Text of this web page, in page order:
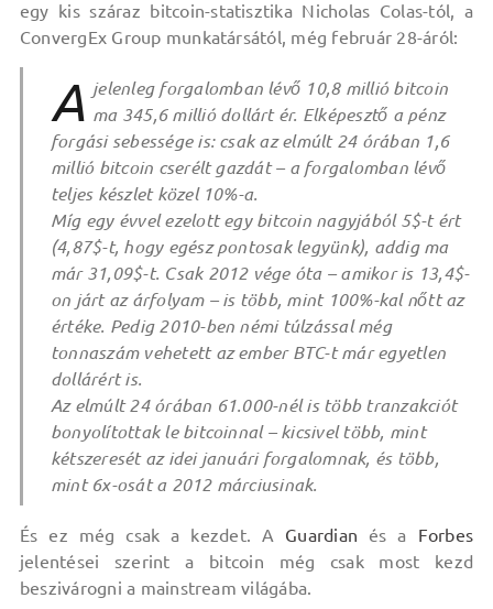
egy kis száraz bitcoin-statisztika Nicholas Colas-tól, a
ConvergEx Group munkatársától, még február 28-áról:
A jelenleg forgalomban lévő 10,8 millió bitcoin
ma 345,6 millió dollárt ér. Elképesztő a pénz
forgási sebessége is: csak az elmúlt 24 órában 1,6
millió bitcoin cserélt gazdát – a forgalomban lévő
teljes készlet közel 10%-a.
Míg egy évvel ezelott egy bitcoin nagyjából 5$-t ért
(4,87$-t, hogy egész pontosak legyünk), addig ma
már 31,09$-t. Csak 2012 vége óta – amikor is 13,4$-
on járt az árfolyam – is több, mint 100%-kal nőtt az
értéke. Pedig 2010-ben némi túlzással még
tonnaszám vehetett az ember BTC-t már egyetlen
dollárért is.
Az elmúlt 24 órában 61.000-nél is több tranzakciót
bonyolítottak le bitcoinnal – kicsivel több, mint
kétszeresét az idei januári forgalomnak, és több,
mint 6x-osát a 2012 márciusinak.
És ez még csak a kezdet. A Guardian és a Forbes
jelentései szerint a bitcoin még csak most kezd
beszivárogni a mainstream világába.